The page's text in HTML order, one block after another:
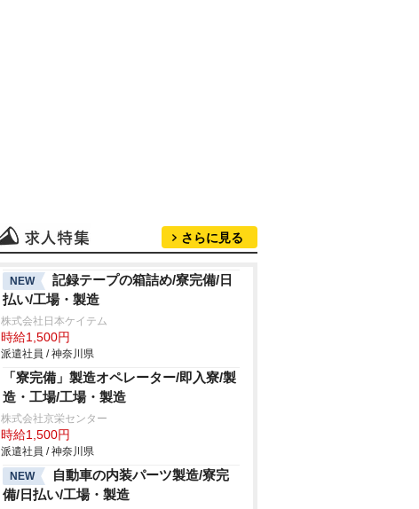
さらに見る
NEW
記録テープの箱詰め/寮完備/日
払い/工場・製造
株式会社日本ケイテム
時給1,500円
派遣社員 / 神奈川県
「寮完備」製造オペレーター/即入寮/製
造・工場/工場・製造
株式会社京栄センター
時給1,500円
派遣社員 / 神奈川県
NEW
自動車の内装パーツ製造/寮完
備/日払い/工場・製造